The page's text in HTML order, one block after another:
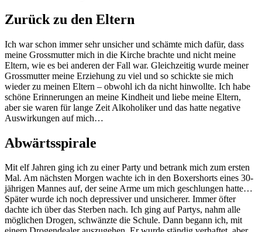
Zurück zu den Eltern
Ich war schon immer sehr unsicher und schämte mich dafür, dass
meine Grossmutter mich in die Kirche brachte und nicht meine
Eltern, wie es bei anderen der Fall war. Gleichzeitig wurde meiner
Grossmutter meine Erziehung zu viel und so schickte sie mich
wieder zu meinen Eltern – obwohl ich da nicht hinwollte. Ich habe
schöne Erinnerungen an meine Kindheit und liebe meine Eltern,
aber sie waren für lange Zeit Alkoholiker und das hatte negative
Auswirkungen auf mich…
Abwärtsspirale
Mit elf Jahren ging ich zu einer Party und betrank mich zum ersten
Mal. Am nächsten Morgen wachte ich in den Boxershorts eines 30-
jährigen Mannes auf, der seine Arme um mich geschlungen hatte…
Später wurde ich noch depressiver und unsicherer. Immer öfter
dachte ich über das Sterben nach. Ich ging auf Partys, nahm alle
möglichen Drogen, schwänzte die Schule. Dann begann ich, mit